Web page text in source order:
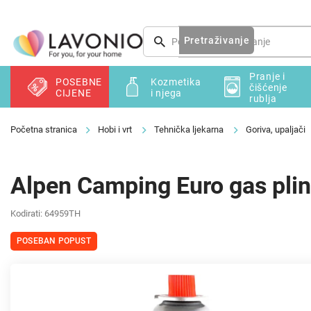
sadržaj
Pretraživanje
POSEBNE
CIJENE
Kozmetika
i njega
Pranje i
čišćenje
rublja
Hobi i vrt Tehnička ljekarna Goriva, upaljači
Alpen Camping Euro gas
Kodirati: 64959TH
POSEBAN POPUST